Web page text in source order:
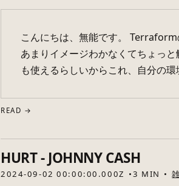
こんにちは、無能です。
あまりイメージわかなくてちょっ
も使えるらしいからこれ、自分の
READ →
HURT - JOHNNY CASH
2024-09-02 00:00:00.000Z 3 MIN